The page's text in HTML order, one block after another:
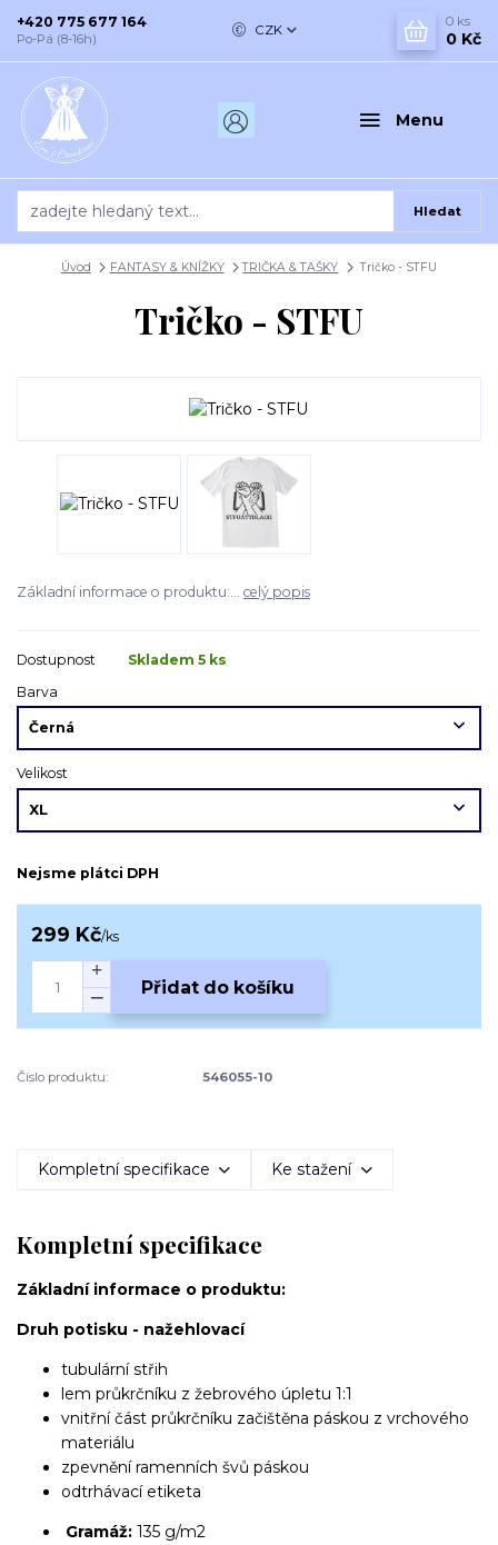
Menu
CZK
Hledat
+420 775 677 164
Po-Pá (8-16h)
0 ks
0 Kč
Úvod FANTASY & KNÍŽKY TRIČKA & TAŠKY Tričko - STFU
Tričko - STFU
Základní informace o produktu:... celý popis
Dostupnost
Skladem 5 ks
Barva
Velikost
Nejsme plátci DPH
299 Kč/ks
Přidat do košíku
Číslo produktu: 546055-10
Kompletní specifikace Ke stažení
Kompletní specifikace
Základní informace o produktu:
Druh potisku - nažehlovací
tubulární střih
lem průkrčníku z žebrového úpletu 1:1
vnitřní část průkrčníku začištěna páskou z vrchového
materiálu
zpevnění ramenních švů páskou
odtrhávací etiketa
Gramáž: 135 g/m2